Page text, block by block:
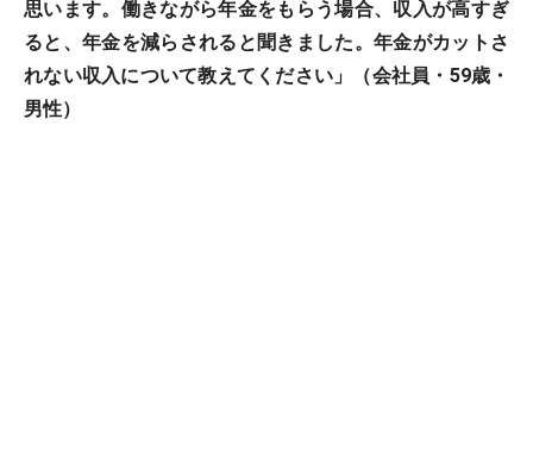
思います。働きながら年金をもらう場合、収入が高すぎ
ると、年金を減らされると聞きました。年金がカットさ
れない収入について教えてください」（会社員・59歳・
男性）